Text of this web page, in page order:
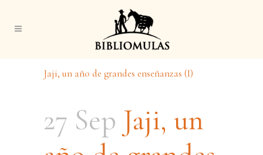
Jaji, un año de grandes enseñanzas (I)
27 Sep Jaji, un